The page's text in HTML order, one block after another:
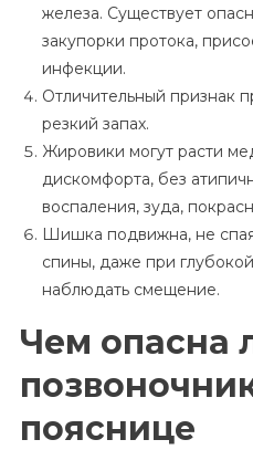
железа. Существует
закупорки протока,
инфекции.
Отличительный признак
резкий запах.
Жировики могут расти
дискомфорта, без
воспаления, зуда,
Шишка подвижна, не
спины, даже при
наблюдать смещение.
Чем опасна
пояснице